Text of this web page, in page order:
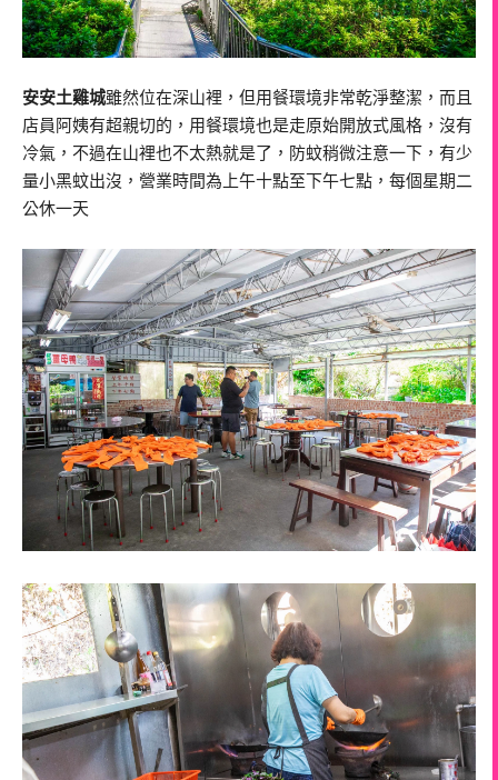
安安土雞城雖然位在深山裡，但用餐環境非常乾淨整潔，而且
店員阿姨有超親切的，用餐環境也是走原始開放式風格，沒有
冷氣，不過在山裡也不太熱就是了，防蚊稍微注意一下，有少
量小黑蚊出沒，營業時間為上午十點至下午七點，每個星期二
公休一天